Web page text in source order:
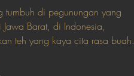
tumbuh di pegunungan yang
Barat, di Indonesia,
teh yang kaya cita rasa buah.
sesudah tegukan terakhir.